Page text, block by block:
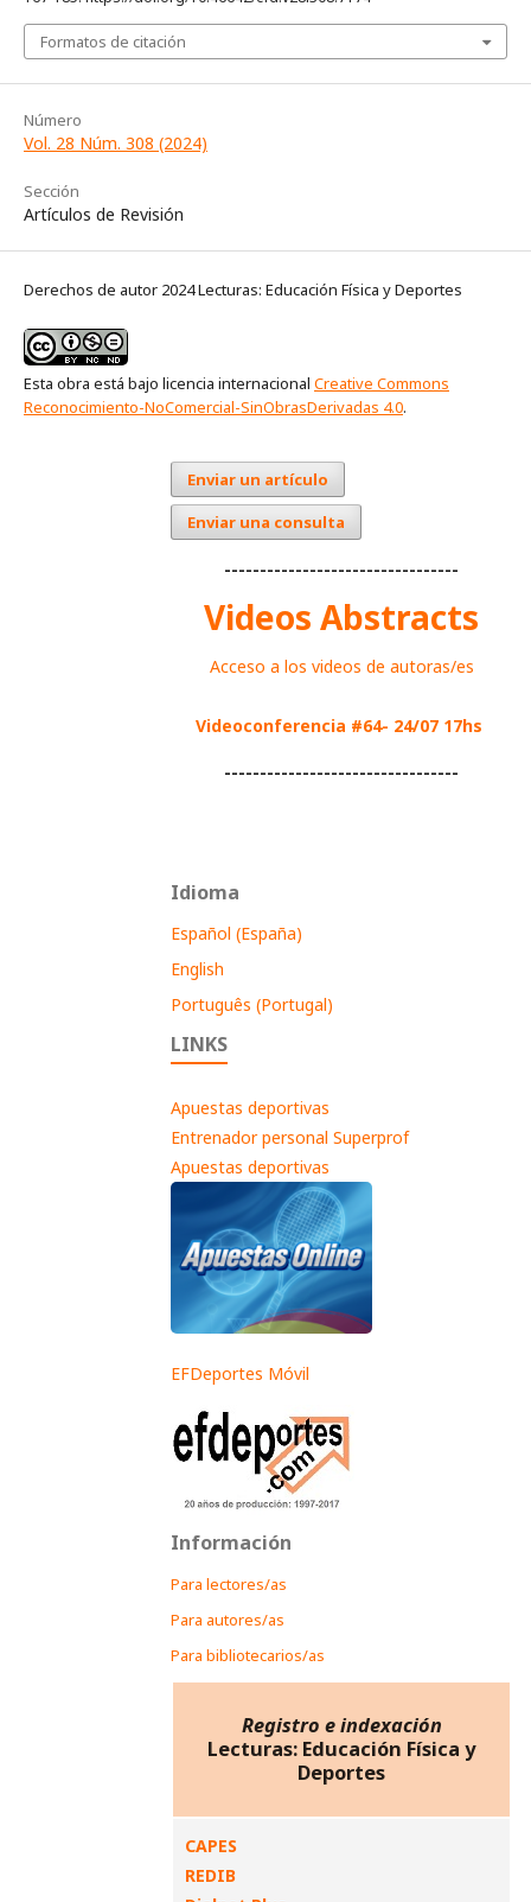
Formatos de citación
Número
Vol. 28 Núm. 308 (2024)
Sección
Artículos de Revisión
Derechos de autor 2024 Lecturas: Educación Física y Deportes
Esta obra está bajo licencia internacional Creative Commons
Reconocimiento-NoComercial-SinObrasDerivadas 4.0.
Enviar un artículo
Enviar una consulta
---------------------------------
Videos Abstracts
Acceso a los videos de autoras/es
Videoconferencia #64- 24/07 17hs
---------------------------------
Idioma
Español (España)
English
Português (Portugal)
LINKS
Apuestas deportivas
Entrenador personal Superprof
Apuestas deportivas
EFDeportes Móvil
Información
Para lectores/as
Para autores/as
Para bibliotecarios/as
Registro e indexación
Lecturas: Educación Física y
Deportes
CAPES
REDIB